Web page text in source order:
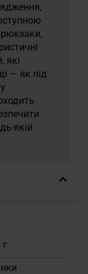
рюкзаки,
які
— як під
якій
г